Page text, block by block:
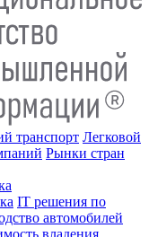
транспорт Легковой
Рынки стран
IT решения по
автомобилей